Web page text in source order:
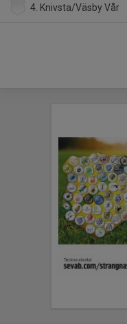
4. Knivsta/Väsby Vår